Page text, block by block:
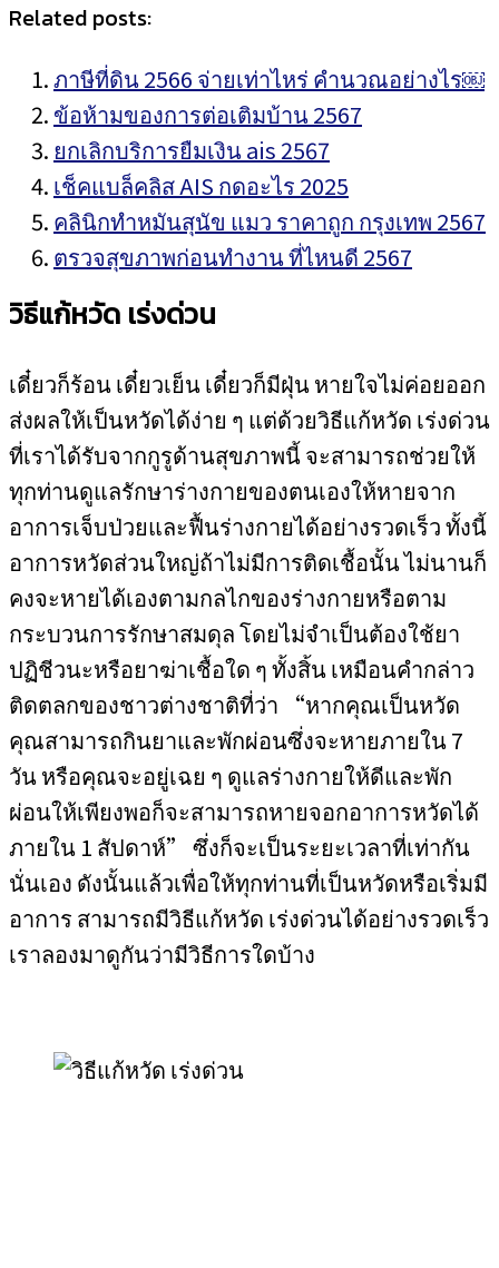
Related posts:
ภาษีที่ดิน 2566 จ่ายเท่าไหร่ คำนวณอย่างไร￼
ข้อห้ามของการต่อเติมบ้าน 2567
ยกเลิกบริการยืมเงิน ais 2567
เช็คแบล็คลิส AIS กดอะไร 2025
คลินิกทำหมันสุนัข แมว ราคาถูก กรุงเทพ 2567
ตรวจสุขภาพก่อนทำงาน ที่ไหนดี 2567
วิธีแก้หวัด เร่งด่วน
เดี๋ยวก็ร้อน เดี๋ยวเย็น เดี๋ยวก็มีฝุ่น หายใจไม่ค่อยออก
ส่งผลให้เป็นหวัดได้ง่าย ๆ แต่ด้วยวิธีแก้หวัด เร่งด่วน
ที่เราได้รับจากกูรูด้านสุขภาพนี้ จะสามารถช่วยให้
ทุกท่านดูแลรักษาร่างกายของตนเองให้หายจาก
อาการเจ็บป่วยและฟื้นร่างกายได้อย่างรวดเร็ว ทั้งนี้
อาการหวัดส่วนใหญ่ถ้าไม่มีการติดเชื้อนั้น ไม่นานก็
คงจะหายได้เองตามกลไกของร่างกายหรือตาม
กระบวนการรักษาสมดุล โดยไม่จำเป็นต้องใช้ยา
ปฏิชีวนะหรือยาฆ่าเชื้อใด ๆ ทั้งสิ้น เหมือนคำกล่าว
ติดตลกของชาวต่างชาติที่ว่า “หากคุณเป็นหวัด
คุณสามารถกินยาและพักผ่อนซึ่งจะหายภายใน 7
วัน หรือคุณจะอยู่เฉย ๆ ดูแลร่างกายให้ดีและพัก
ผ่อนให้เพียงพอก็จะสามารถหายจอกอาการหวัดได้
ภายใน 1 สัปดาห์” ซึ่งก็จะเป็นระยะเวลาที่เท่ากัน
นั่นเอง ดังนั้นแล้วเพื่อให้ทุกท่านที่เป็นหวัดหรือเริ่มมี
อาการ สามารถมีวิธีแก้หวัด เร่งด่วนได้อย่างรวดเร็ว
เราลองมาดูกันว่ามีวิธีการใดบ้าง